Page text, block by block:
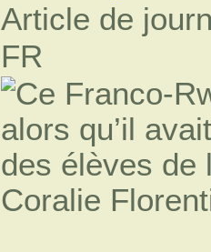
Article de
FR